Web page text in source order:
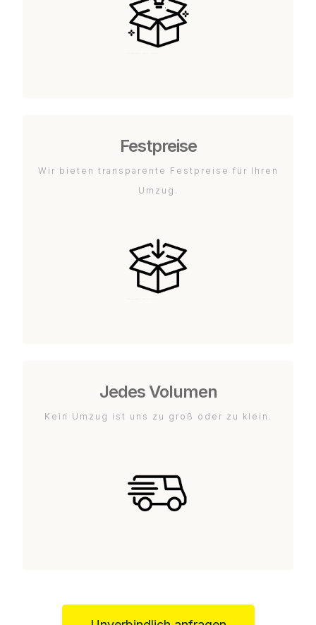
Festpreise
Wir bieten transparente Festpreise für Ihren
Umzug.
Jedes Volumen
Kein Umzug ist uns zu groß oder zu klein.